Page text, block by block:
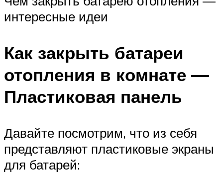
интересные идеи
Как закрыть батареи
отопления в комнате —
Пластиковая панель
Давайте посмотрим, что из себя
представляют пластиковые экраны
для батарей: